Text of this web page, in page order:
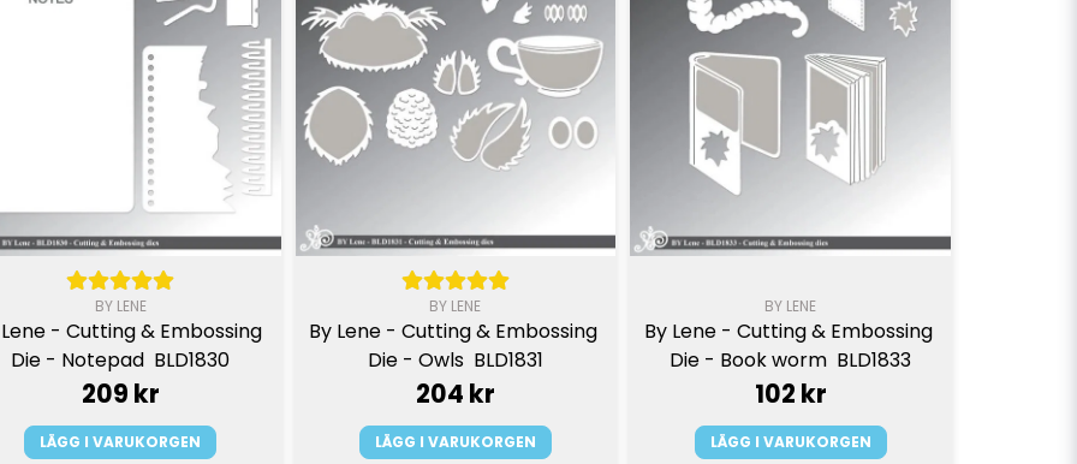
BY LENE
- Cutting & Embossing
Die - Notepad  BLD1830
209 kr
LÄGG I VARUKORGEN
BY LENE
By Lene - Cutting & Embossing
Die - Owls  BLD1831
204 kr
LÄGG I VARUKORGEN
BY LENE
By Lene - Cutting & Embossing
Die - Book worm  BLD1833
102 kr
LÄGG I VARUKORGEN